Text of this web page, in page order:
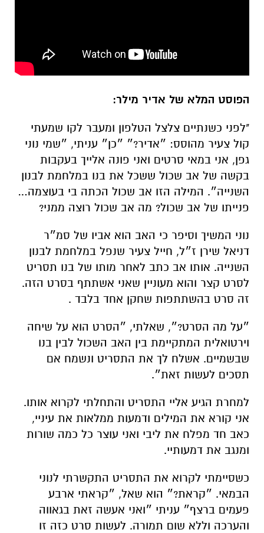
הפוסט המלא של אדיר מילר:
"לפני כשנתיים צלצל הטלפון ומעבר לקו שמעתי
קול צעיר מהוסס: ״אדיר?״ ״כן״ עניתי, ״שמי נוני
גפן, אני במאי סרטים ואני פונה אלייך בעקבות
בקשה של אב שכול ששכל את בנו במלחמת לבנון
השנייה״. המילה הזו אב שכול הכתה בי בעוצמה…
פנייתו של אב שכול? מה אב שכול רוצה ממני?
נוני המשיך וסיפר כי האב הוא אביו של סמ״ר
דניאל שירן ז״ל, חייל צעיר שנפל במלחמת לבנון
השנייה. אותו אב כתב לאחר מותו של בנו תסריט
לסרט קצר והוא מעוניין שאני אשתתף בסרט הזה.
זה סרט בהשתתפות שחקן אחד בלבד .
״על מה הסרט?״, שאלתי, ״הסרט הוא על שיחה
וירטואלית המתקיימת בין האב השכול לבין בנו
שבשמיים. אשלח לך את התסריט ונשמח אם
תסכים לעשות זאת״.
למחרת הגיע אליי התסריט והתחלתי לקרוא אותו.
אני קורא את המילים ודמעות ממלאות את עיניי,
כאב חד מפלח את ליבי ואני עוצר כל כמה שורות
ומנגב את דמעותיי.
כשסיימתי לקרוא את התסריט התקשרתי לנוני
הבמאי. ״קראת?״ הוא שאל, ״קראתי ארבע
פעמים ברצף״ עניתי ״ואני אעשה זאת בגאווה
והערכה וללא שום תמורה. לעשות סרט כזה זו